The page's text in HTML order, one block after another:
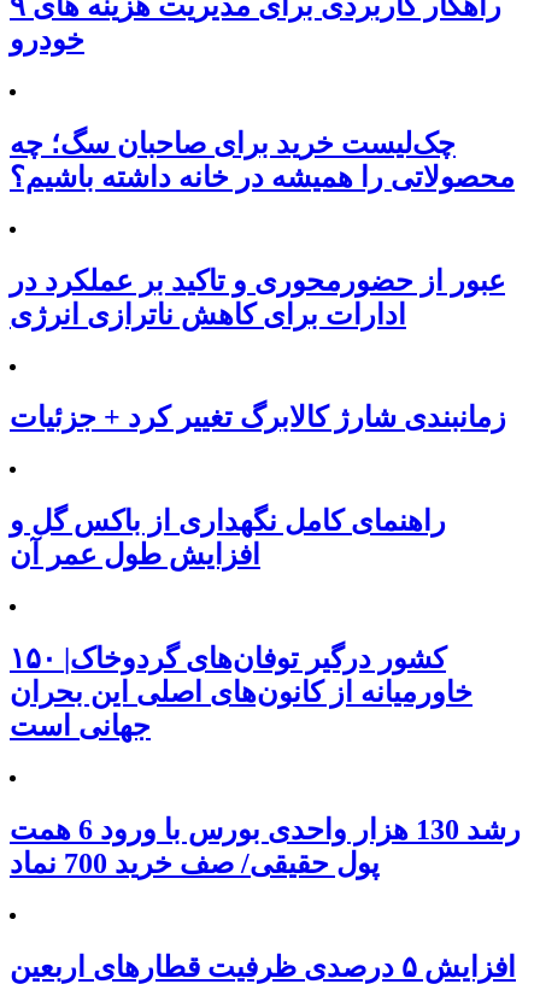
خودرو
چک‌لیست خرید برای صاحبان سگ؛ چه
محصولاتی را همیشه در خانه داشته باشیم؟
عبور از حضورمحوری و تاکید بر عملکرد در
ادارات برای کاهش ناترازی انرژی
زمانبندی شارژ کالابرگ تغییر کرد + جزئیات
راهنمای کامل نگهداری از باکس گل و
افزایش طول عمر آن
۱۵۰ کشور درگیر توفان‌های گردوخاک|
خاورمیانه از کانون‌های اصلی این بحران
جهانی است
رشد 130 هزار واحدی بورس با ورود 6 همت
پول حقیقی/ صف خرید 700 نماد
افزایش ۵ درصدی ظرفیت قطارهای اربعین